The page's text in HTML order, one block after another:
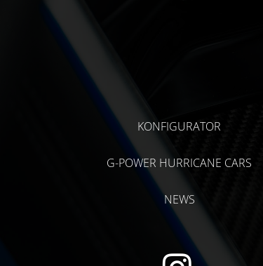
KONFIGURATOR
G-POWER HURRICANE CARS
NEWS